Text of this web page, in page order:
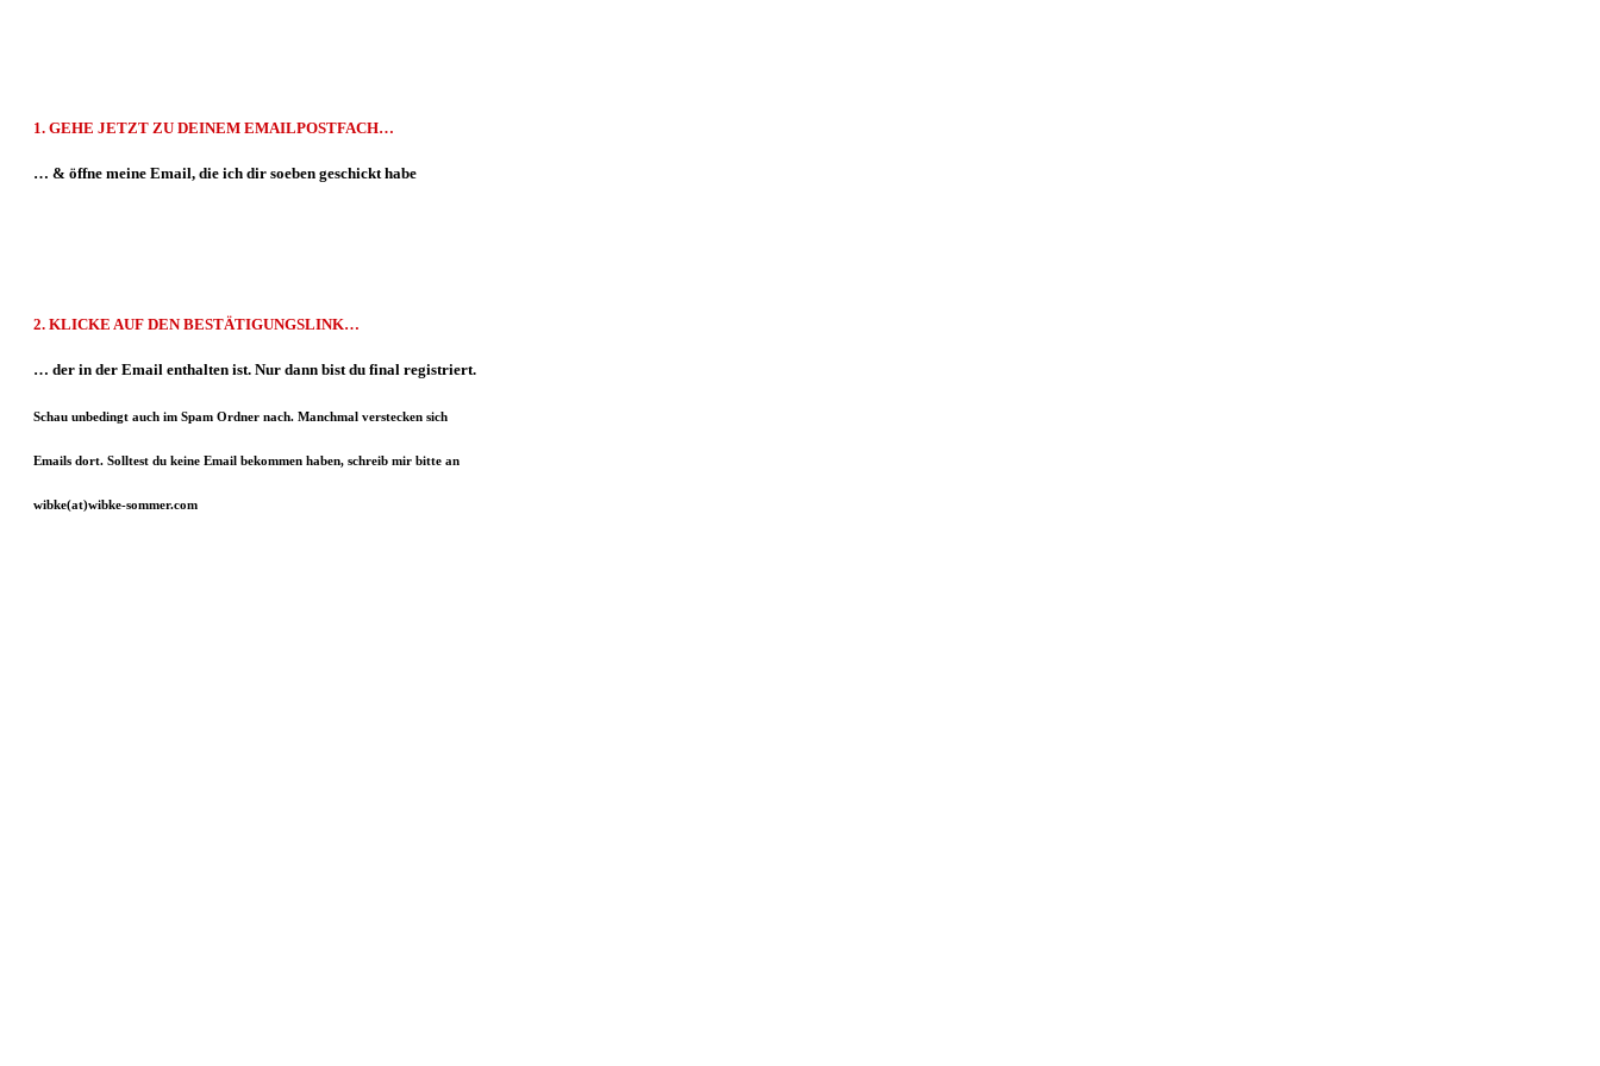
1. GEHE JETZT ZU DEINEM EMAILPOSTFACH…
… & öffne meine Email, die ich dir soeben geschickt habe
2. KLICKE AUF DENBESTÄTIGUNGSLINK…
… der in der Email enthalten ist. Nur dann bist du final registriert.
Schau unbedingt auch im Spam Ordner nach. Manchmal verstecken sich
Emails dort. Solltest du keine Email bekommen haben, schreib mir bitte an
wibke(at)wibke-sommer.com